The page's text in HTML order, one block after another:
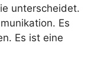
unterscheidet.
Es
Es ist eine